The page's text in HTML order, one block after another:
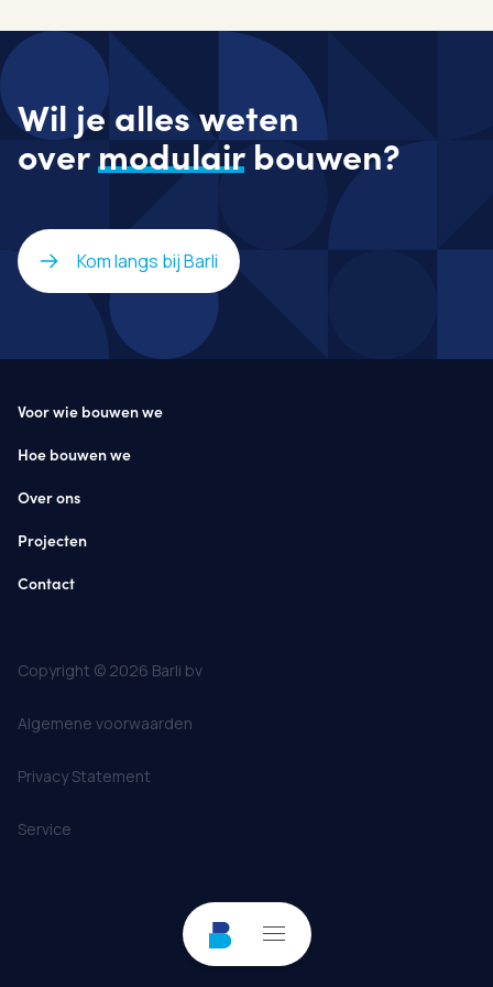
Wil je alles weten
overmodulairbouwen?
Kom langs bij Barli
Voor wie bouwen we
Hoe bouwen we
Over ons
Projecten
Contact
Copyright © 2026 Barli bv
Algemene voorwaarden
Privacy Statement
Service